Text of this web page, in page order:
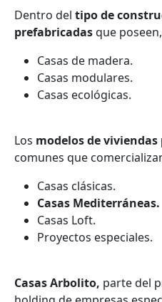
Dentro del tipo de
prefabricadasque
Casas de madera.
Casas modulares.
Casas ecológicas.
Los modelos de
comunes que
Casas clásicas.
Casas Mediterráneas.
Casas Loft.
Proyectos especiales.
Casas Arbolito, parte del